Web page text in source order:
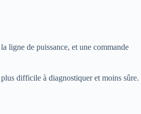
ligne de puissance, et une commande
difficile à diagnostiquer et moins sûre.